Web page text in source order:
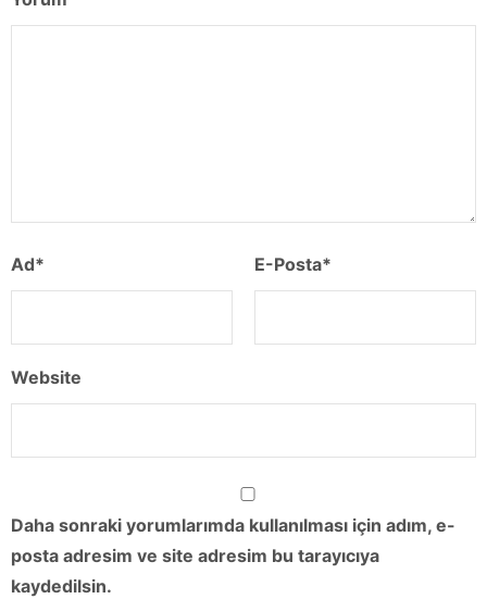
Ad* E-Posta*
Website
Daha sonraki yorumlarımda kullanılması için adım, e-
posta adresim ve site adresim bu tarayıcıya
kaydedilsin.